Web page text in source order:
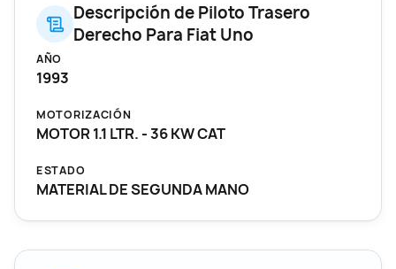
Descripción de Piloto Trasero
Derecho Para Fiat Uno
AÑO
1993
MOTORIZACIÓN
MOTOR 1.1 LTR. - 36 KW CAT
ESTADO
MATERIAL DE SEGUNDA MANO